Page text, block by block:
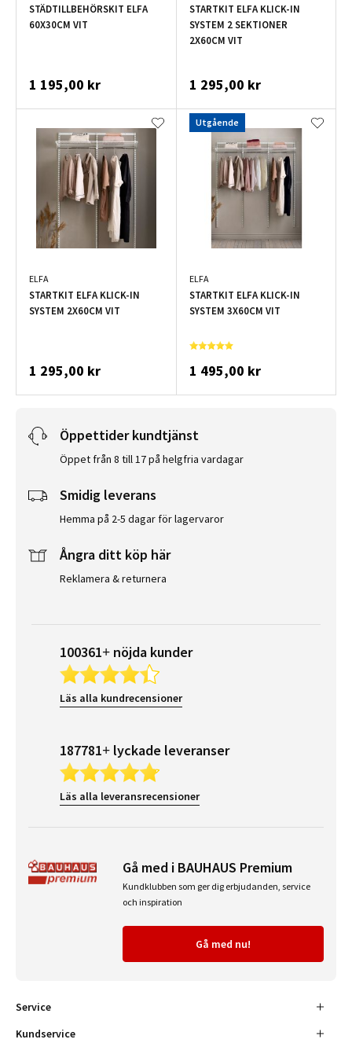
STÄDTILLBEHÖRSKIT ELFA
60X30CM VIT
1 195,00 kr
STARTKIT ELFA KLICK-IN
SYSTEM 2 SEKTIONER
2X60CM VIT
1 295,00 kr
ELFA
STARTKIT ELFA KLICK-IN
SYSTEM 2X60CM VIT
1 295,00 kr
Utgående
ELFA
STARTKIT ELFA KLICK-IN
SYSTEM 3X60CM VIT
1 495,00 kr
Öppettider kundtjänst
Öppet från 8 till 17 på helgfria vardagar
Smidig leverans
Hemma på 2-5 dagar för lagervaror
Ångra ditt köp här
Reklamera & returnera
100361+ nöjda kunder
Läs alla kundrecensioner
187781+ lyckade leveranser
Läs alla leveransrecensioner
Gå med i BAUHAUS Premium
Kundklubben som ger dig erbjudanden, service
och inspiration
Gå med nu!
Service
Kundservice